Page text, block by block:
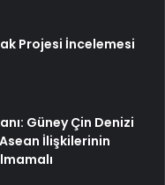
Projesi İncelemesi
Güney Çin Denizi
İlişkilerinin